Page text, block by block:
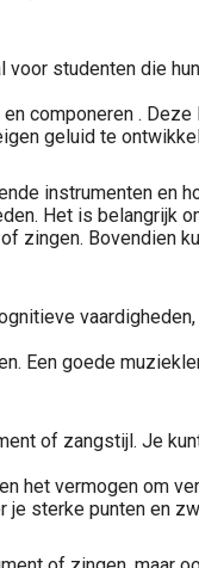
studenten die
componeren .
geluid te
instrumenten en
Het is belangrijk
zingen. Bovendien
goede
of zangstijl. Je
het vermogen om
je sterke punten en